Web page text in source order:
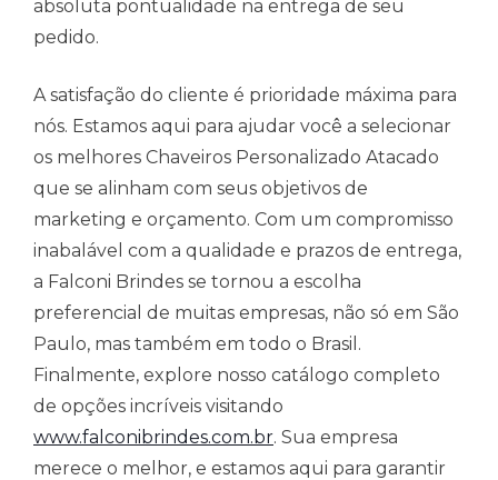
absoluta pontualidade na entrega de seu
pedido.
A satisfação do cliente é prioridade máxima para
nós. Estamos aqui para ajudar você a selecionar
os melhores Chaveiros Personalizado Atacado
que se alinham com seus objetivos de
marketing e orçamento. Com um compromisso
inabalável com a qualidade e prazos de entrega,
a Falconi Brindes se tornou a escolha
preferencial de muitas empresas, não só em São
Paulo, mas também em todo o Brasil.
Finalmente, explore nosso catálogo completo
de opções incríveis visitando
www.falconibrindes.com.br. Sua empresa
merece o melhor, e estamos aqui para garantir